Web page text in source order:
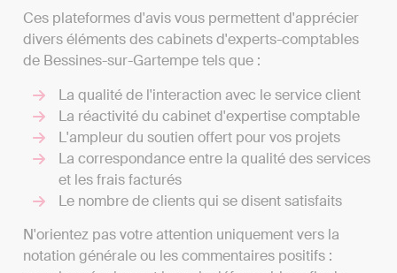
Ces plateformes d'avis vous permettent d'apprécier
divers éléments des cabinets d'experts-comptables
de Bessines-sur-Gartempe tels que :
La qualité de l'interaction avec le service client
La réactivité du cabinet d'expertise comptable
L'ampleur du soutien offert pour vos projets
La correspondance entre la qualité des services
et les frais facturés
Le nombre de clients qui se disent satisfaits
N'orientez pas votre attention uniquement vers la
notation générale ou les commentaires positifs :